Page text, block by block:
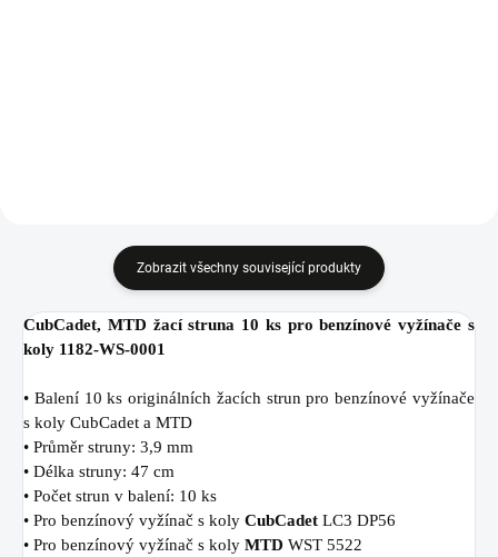
Zobrazit všechny související produkty
CubCadet, MTD žací struna 10 ks pro benzínové vyžínače s
koly 1182-WS-0001
• Balení 10 ks originálních žacích strun pro benzínové vyžínače
s koly CubCadet a MTD
• Průměr struny: 3,9 mm
• Délka struny: 47 cm
• Počet strun v balení: 10 ks
• Pro benzínový vyžínač s koly CubCadet LC3 DP56
• Pro benzínový vyžínač s koly MTD WST 5522